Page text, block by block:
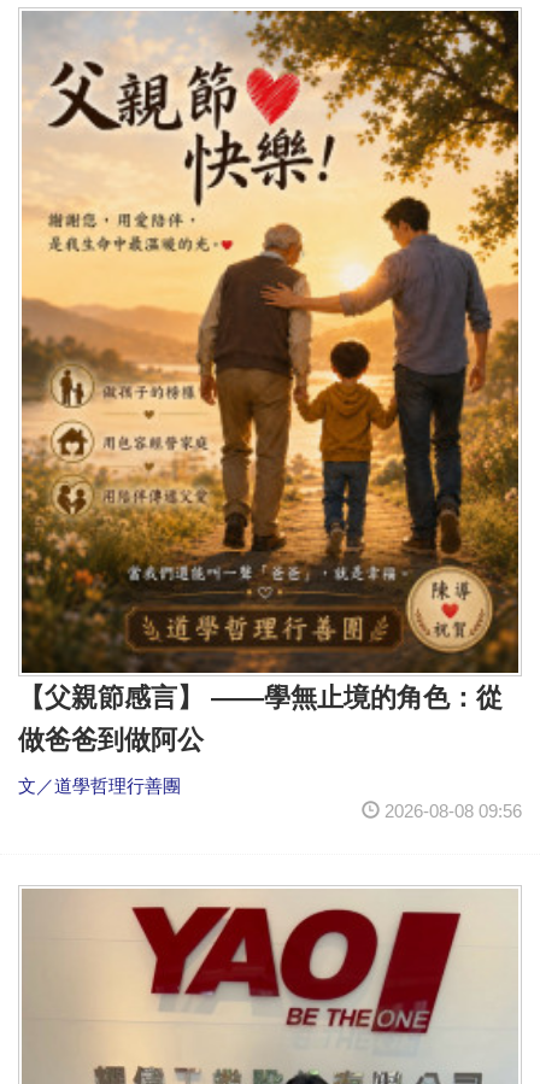
【父親節感言】 ——學無止境的角色：從
做爸爸到做阿公
文／道學哲理⾏善團
2026-08-08 09:56